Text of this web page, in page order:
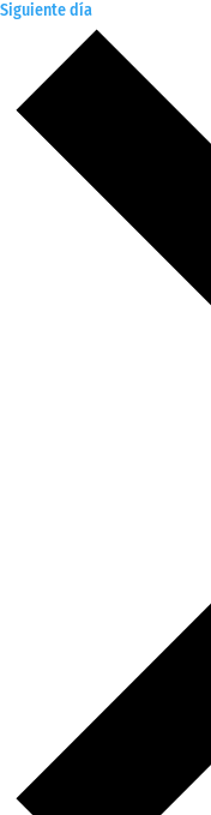
Siguiente día